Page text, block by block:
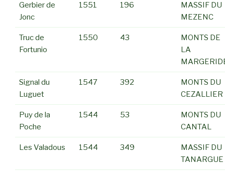
Gerbier de
Jonc
1551 196
MASSIF DU
MEZENC
Truc de
Fortunio
1550 43
MONTS DE
LA
Signal du
Luguet
1547 392
MONTS DU
CEZALLIER
Puy de la
Poche
1544 53
MONTS DU
CANTAL
Les Valadous 1544 349
MASSIF DU
TANARGUE